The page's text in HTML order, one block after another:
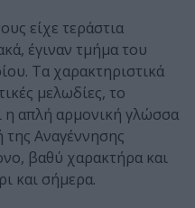
είχε τεράστια
έγιναν τμήμα του
Τα χαρακτηριστικά
μελωδίες, το
η απλή αρμονική γλώσσα
Αναγέννησης
βαθύ χαρακτήρα και
και σήμερα.